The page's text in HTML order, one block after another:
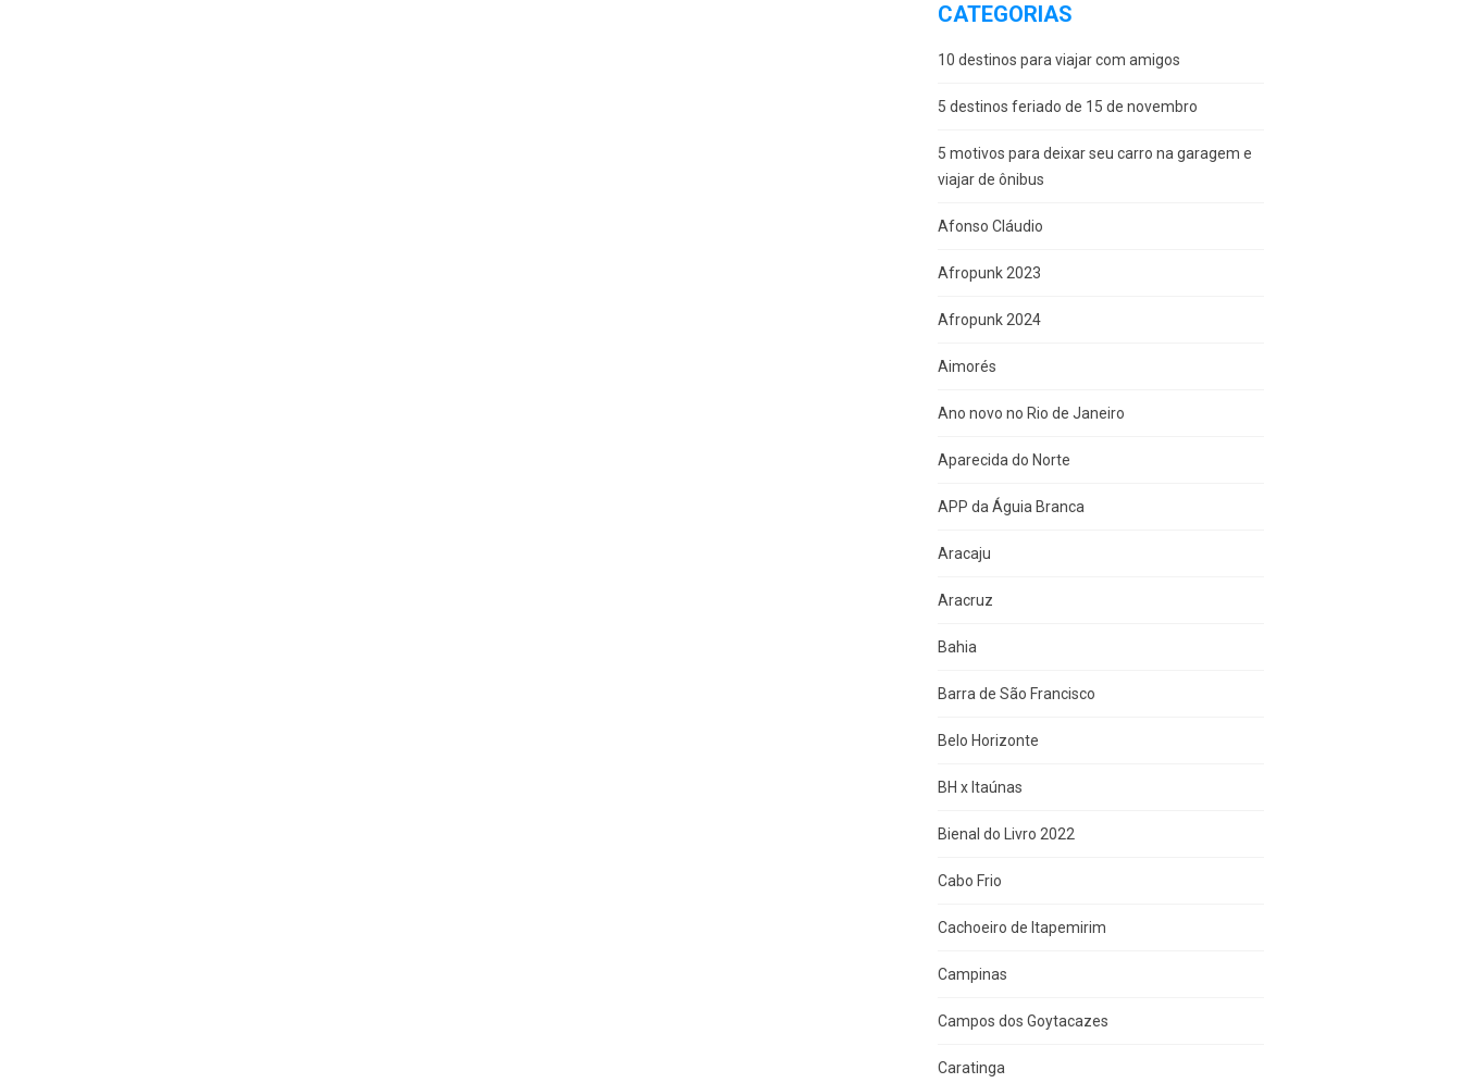
CATEGORIAS
10 destinos para viajar com amigos
5 destinos feriado de 15 de novembro
5 motivos para deixar seu carro na garagem e
viajar de ônibus
Afonso Cláudio
Afropunk 2023
Afropunk 2024
Aimorés
Ano novo no Rio de Janeiro
Aparecida do Norte
APP da Águia Branca
Aracaju
Aracruz
Bahia
Barra de São Francisco
Belo Horizonte
BH x Itaúnas
Bienal do Livro 2022
Cabo Frio
Cachoeiro de Itapemirim
Campinas
Campos dos Goytacazes
Caratinga